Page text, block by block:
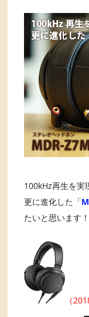
100kHz再生を実
更に進化した「
たいと思います！
（